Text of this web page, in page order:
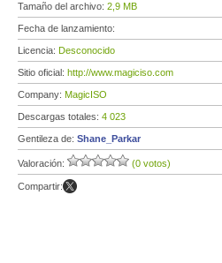
Tamaño del archivo: 2,9 MB
Fecha de lanzamiento:
Licencia: Desconocido
Sitio oficial: http://www.magiciso.com
Company: MagicISO
Descargas totales: 4 023
Gentileza de: Shane_Parkar
Valoración: (0 votos)
Compartir: